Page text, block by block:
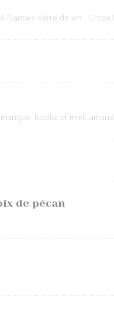
Nantais Verre de vin :
basilic et miel,
de pécan